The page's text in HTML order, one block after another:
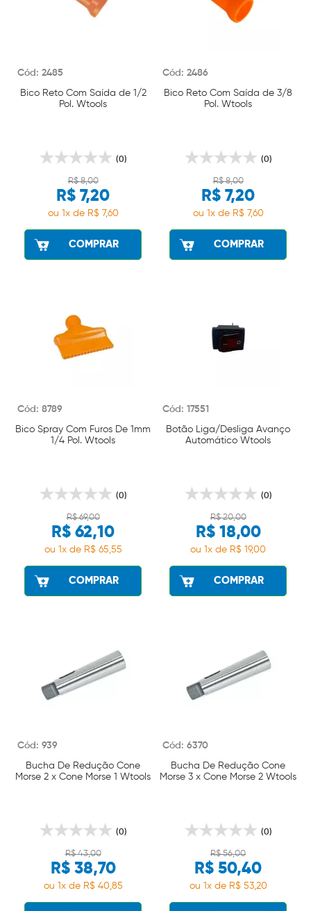
Cód: 2485
Bico Reto Com Saída de 1/2
Pol. Wtools
(0)
R$ 8,00
R$ 7,20
ou 1x de R$ 7,60
COMPRAR
Cód: 2486
Bico Reto Com Saída de 3/8
Pol. Wtools
(0)
R$ 8,00
R$ 7,20
ou 1x de R$ 7,60
COMPRAR
Cód: 8789
Bico Spray Com Furos De 1mm
1/4 Pol. Wtools
(0)
R$ 69,00
R$ 62,10
ou 1x de R$ 65,55
COMPRAR
Cód: 17551
Botão Liga/Desliga Avanço
Automático Wtools
(0)
R$ 20,00
R$ 18,00
ou 1x de R$ 19,00
COMPRAR
Cód: 939
Bucha De Redução Cone
Morse 2 x Cone Morse 1 Wtools
(0)
R$ 43,00
R$ 38,70
ou 1x de R$ 40,85
Cód: 6370
Bucha De Redução Cone
Morse 3 x Cone Morse 2 Wtools
(0)
R$ 56,00
R$ 50,40
ou 1x de R$ 53,20